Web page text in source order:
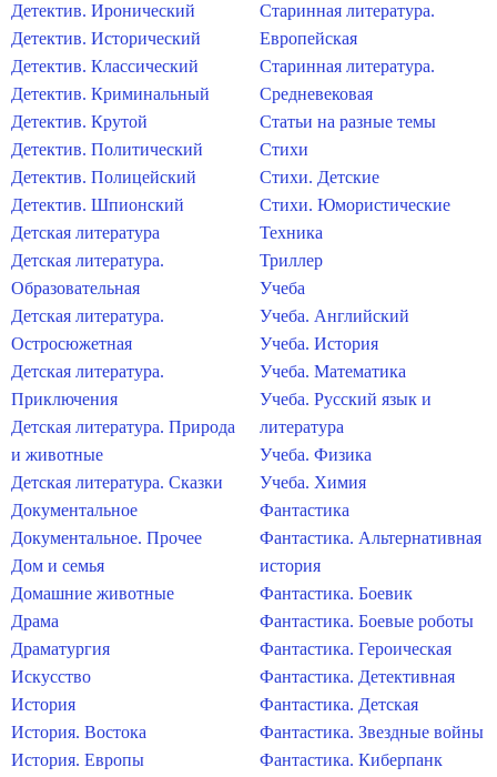
Детектив. Иронический
Детектив. Исторический
Детектив. Классический
Детектив. Криминальный
Детектив. Крутой
Детектив. Политический
Детектив. Полицейский
Детектив. Шпионский
Детская литература
Детская литература.
Образовательная
Детская литература.
Остросюжетная
Детская литература.
Приключения
Детская литература. Природа
и животные
Детская литература. Сказки
Документальное
Документальное. Прочее
Дом и семья
Домашние животные
Драма
Драматургия
Искусство
История
История. Востока
История. Европы
Старинная литература.
Европейская
Старинная литература.
Средневековая
Статьи на разные темы
Стихи
Стихи. Детские
Стихи. Юмористические
Техника
Триллер
Учеба
Учеба. Английский
Учеба. История
Учеба. Математика
Учеба. Русский язык и
литература
Учеба. Физика
Учеба. Химия
Фантастика
Фантастика. Альтернативная
история
Фантастика. Боевик
Фантастика. Боевые роботы
Фантастика. Героическая
Фантастика. Детективная
Фантастика. Детская
Фантастика. Звездные войны
Фантастика. Киберпанк